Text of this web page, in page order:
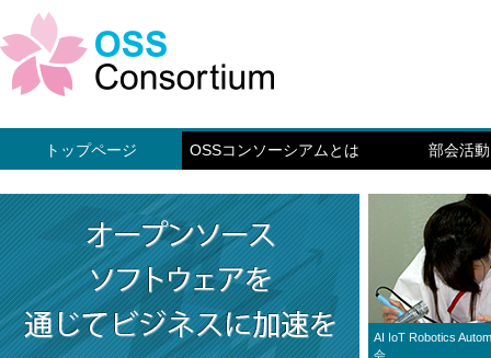
トップページ OSSコンソーシアムとは 部会活動
AI IoT Robotics
会